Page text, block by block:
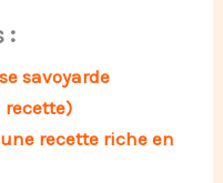
:
savoyarde
recette riche en